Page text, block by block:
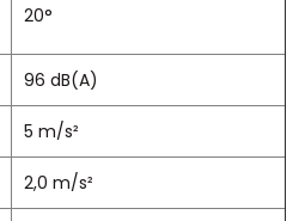
20°
96 dB(A)
5 m/s²
2,0 m/s²